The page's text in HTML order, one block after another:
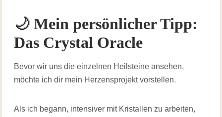
🌙 Mein persönlicher Tipp:
Das Crystal Oracle
Bevor wir uns die einzelnen Heilsteine ansehen,
möchte ich dir mein Herzensprojekt vorstellen.
Als ich begann, intensiver mit Kristallen zu arbeiten,